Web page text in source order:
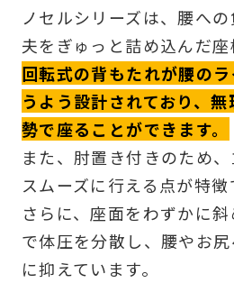
ノセルシリーズは、腰へ
夫をぎゅっと詰め込んだ座
回転式の背もたれが腰の
うよう設計されており、
勢で座ることができます。
また、肘置き付きのため
スムーズに行える点が特徴
さらに、座面をわずかに
で体圧を分散し、腰やお
に抑えています。